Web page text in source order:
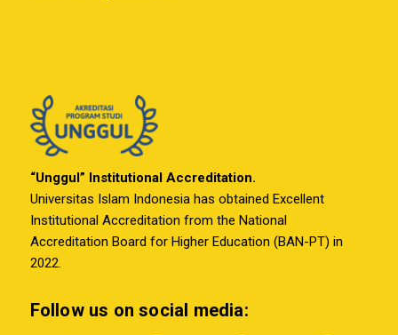
“Unggul” Institutional Accreditation.
Universitas Islam Indonesia has obtained Excellent
Institutional Accreditation from the National
Accreditation Board for Higher Education (BAN-PT) in
2022.
Follow us on social media: